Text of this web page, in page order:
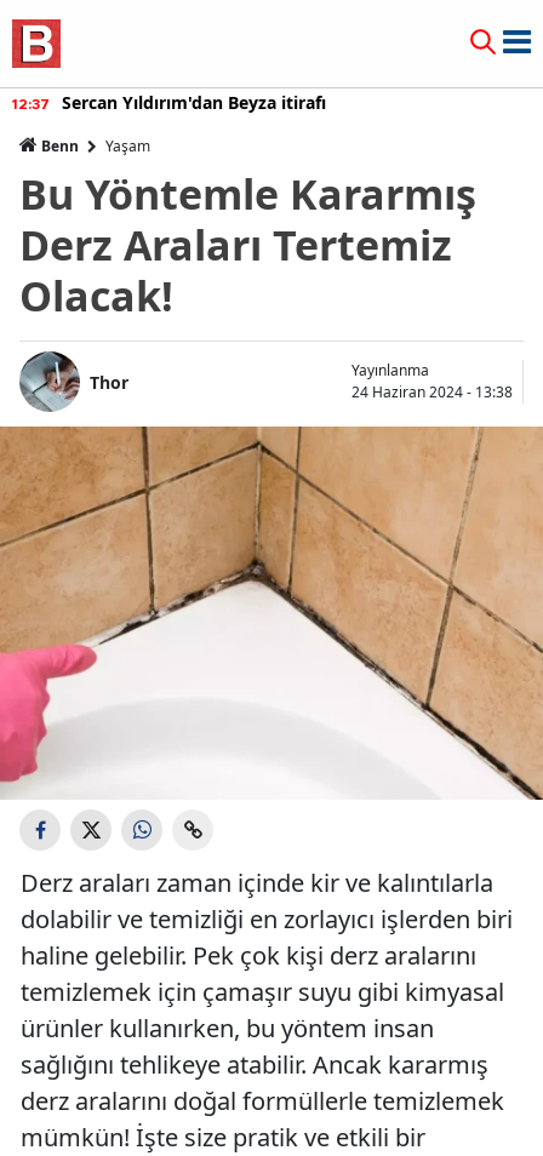
12:37 Sercan Yıldırım'dan Beyza itirafı
Benn Yaşam
Bu Yöntemle Kararmış
Derz Araları Tertemiz
Olacak!
Thor
Yayınlanma
24 Haziran 2024 - 13:38
Derz araları zaman içinde kir ve kalıntılarla
dolabilir ve temizliği en zorlayıcı işlerden biri
haline gelebilir. Pek çok kişi derz aralarını
temizlemek için çamaşır suyu gibi kimyasal
ürünler kullanırken, bu yöntem insan
sağlığını tehlikeye atabilir. Ancak kararmış
derz aralarını doğal formüllerle temizlemek
mümkün! İşte size pratik ve etkili bir